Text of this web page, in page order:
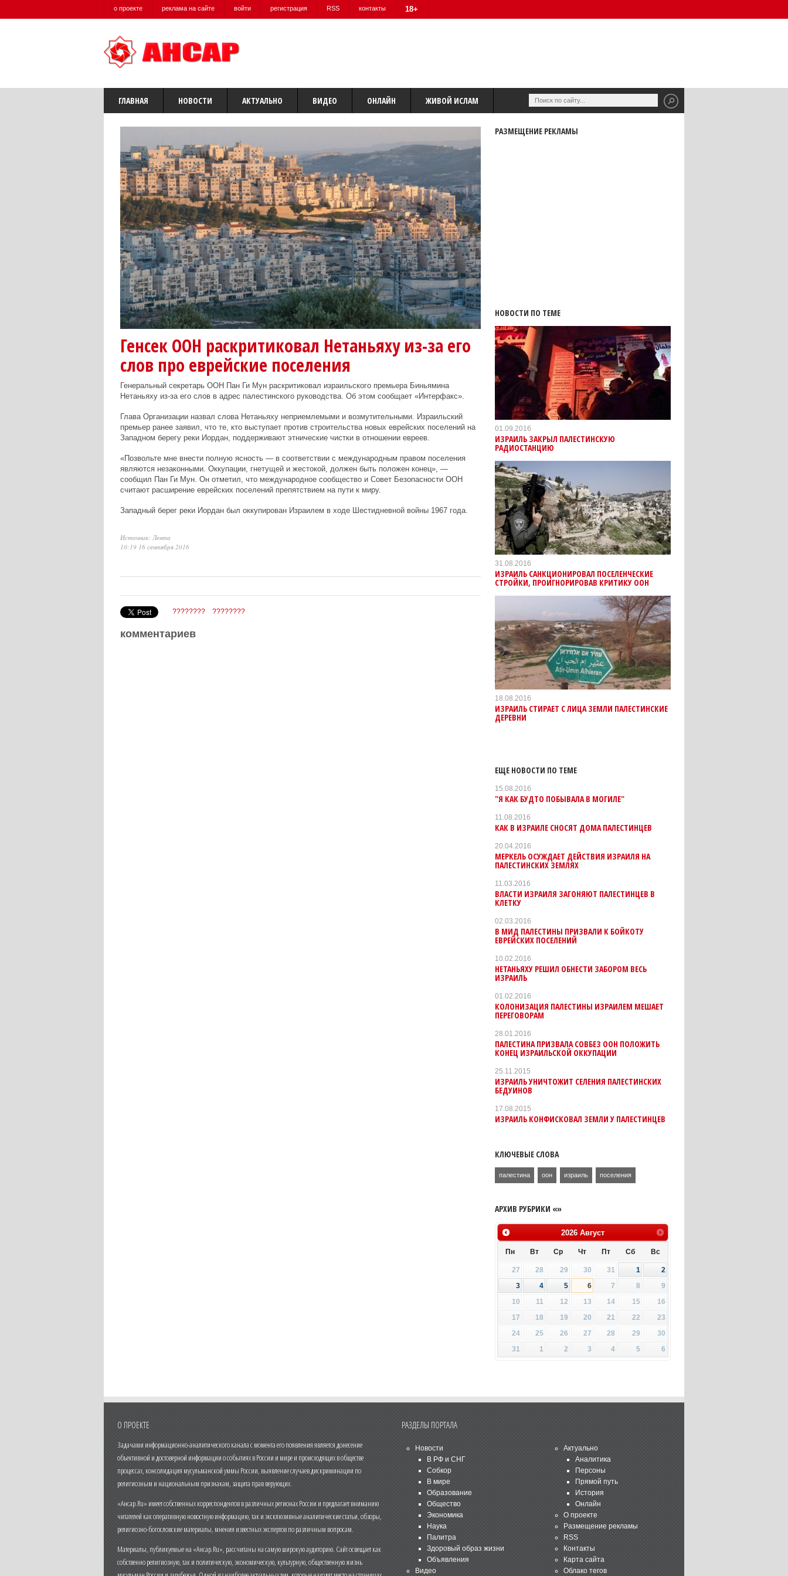
о проекте реклама на сайте войти регистрация RSS контакты 18+
ГЛАВНАЯ НОВОСТИ АКТУАЛЬНО ВИДЕО ОНЛАЙН ЖИВОЙ ИСЛАМ
Генсек ООН раскритиковал Нетаньяху из-за его
слов про еврейские поселения
Генеральный секретарь ООН Пан Ги Мун раскритиковал израильского премьера Биньямина
Нетаньяху из-за его слов в адрес палестинского руководства. Об этом сообщает «Интерфакс».
Глава Организации назвал слова Нетаньяху неприемлемыми и возмутительными. Израильский
премьер ранее заявил, что те, кто выступает против строительства новых еврейских поселений на
Западном берегу реки Иордан, поддерживают этнические чистки в отношении евреев.
«Позвольте мне внести полную ясность — в соответствии с международным правом поселения
являются незаконными. Оккупации, гнетущей и жестокой, должен быть положен конец», —
сообщил Пан Ги Мун. Он отметил, что международное сообщество и Совет Безопасности ООН
считают расширение еврейских поселений препятствием на пути к миру.
Западный берег реки Иордан был оккупирован Израилем в ходе Шестидневной войны 1967 года.
Источник: Лента
10:19 16 сентября 2016
???????? ????????
комментариев
РАЗМЕЩЕНИЕ РЕКЛАМЫ
НОВОСТИ ПО ТЕМЕ
01.09.2016
ИЗРАИЛЬ ЗАКРЫЛ ПАЛЕСТИНСКУЮ
РАДИОСТАНЦИЮ
31.08.2016
ИЗРАИЛЬ САНКЦИОНИРОВАЛ ПОСЕЛЕНЧЕСКИЕ
СТРОЙКИ, ПРОИГНОРИРОВАВ КРИТИКУ ООН
18.08.2016
ИЗРАИЛЬ СТИРАЕТ С ЛИЦА ЗЕМЛИ ПАЛЕСТИНСКИЕ
ДЕРЕВНИ
ЕЩЕ НОВОСТИ ПО ТЕМЕ
15.08.2016
"Я КАК БУДТО ПОБЫВАЛА В МОГИЛЕ"
11.08.2016
КАК В ИЗРАИЛЕ СНОСЯТ ДОМА ПАЛЕСТИНЦЕВ
20.04.2016
МЕРКЕЛЬ ОСУЖДАЕТ ДЕЙСТВИЯ ИЗРАИЛЯ НА
ПАЛЕСТИНСКИХ ЗЕМЛЯХ
11.03.2016
ВЛАСТИ ИЗРАИЛЯ ЗАГОНЯЮТ ПАЛЕСТИНЦЕВ В
КЛЕТКУ
02.03.2016
В МИД ПАЛЕСТИНЫ ПРИЗВАЛИ К БОЙКОТУ
ЕВРЕЙСКИХ ПОСЕЛЕНИЙ
10.02.2016
НЕТАНЬЯХУ РЕШИЛ ОБНЕСТИ ЗАБОРОМ ВЕСЬ
ИЗРАИЛЬ
01.02.2016
КОЛОНИЗАЦИЯ ПАЛЕСТИНЫ ИЗРАИЛЕМ МЕШАЕТ
ПЕРЕГОВОРАМ
28.01.2016
ПАЛЕСТИНА ПРИЗВАЛА СОВБЕЗ ООН ПОЛОЖИТЬ
КОНЕЦ ИЗРАИЛЬСКОЙ ОККУПАЦИИ
25.11.2015
ИЗРАИЛЬ УНИЧТОЖИТ СЕЛЕНИЯ ПАЛЕСТИНСКИХ
БЕДУИНОВ
17.08.2015
ИЗРАИЛЬ КОНФИСКОВАЛ ЗЕМЛИ У ПАЛЕСТИНЦЕВ
КЛЮЧЕВЫЕ СЛОВА
палестина оон израиль поселения
АРХИВ РУБРИКИ «»
2026 Август
Пн Вт Ср Чт Пт Сб Вс
27 28 29 30 31 1
2
3
4 5 6 7 8
9
10
11 12 13 14 15
16
17
18 19 20 21 22
23
24
25 26 27 28 29
30
31
1 2 3 4 5 6
О ПРОЕКТЕ
Задачами информационно-аналитического канала с момента его появления является донесение
объективной и достоверной информации о событиях в России и мире и происходящих в обществе
процессах, консолидация мусульманской уммы России, выявление случаев дискриминации по
религиозным и национальным признакам, защита прав верующих.
«Ансар.Ru» имеет собственных корреспондентов в различных регионах России и предлагает вниманию
читателей как оперативную новостную информацию, так и эксклюзивные аналитические статьи, обзоры,
религиозно-богословские материалы, мнения известных экспертов по различным вопросам.
Материалы, публикуемые на «Ансар.Ru», рассчитаны на самую широкую аудиторию. Сайт освещает как
собственно религиозную, так и политическую, экономическую, культурную, общественную жизнь
РАЗДЕЛЫ ПОРТАЛА
Новости
В РФ и СНГ
Собкор
В мире
Образование
Общество
Экономика
Наука
Палитра
Здоровый образ жизни
Объявления
Видео
Актуально
Аналитика
Персоны
Прямой путь
История
Онлайн
О проекте
Размещение рекламы
RSS
Контакты
Карта сайта
Облако тегов